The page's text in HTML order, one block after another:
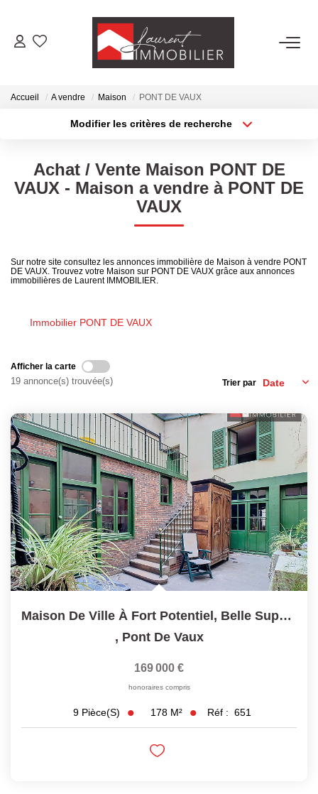
ACHETER
FAIRE GÉRER
Laurent Immobilier Tournus
Laurent Immobilier Chalon-Sur-Saone
CONTACT
Accueil A vendre Maison PONT DE VAUX
Modifier les critères de recherche
Sélectionnez...
Type de bien
Surface min
Achat / Vente Maison PONT DE
VAUX - Maison a vendre à PONT DE
VAUX
Sur notre site consultez les annonces immobilière de Maison à vendre PONT
DE VAUX. Trouvez votre Maison sur PONT DE VAUX grâce aux annonces
immobilières de Laurent IMMOBILIER.
Immobilier PONT DE VAUX
Afficher la carte
19 annonce(s) trouvée(s) Trier par
Maison De Ville À Fort Potentiel, Belle Superficie, Centre...
, Pont De Vaux
169 000 €
honoraires compris
9 Pièce(s) 178 M² Réf : 651